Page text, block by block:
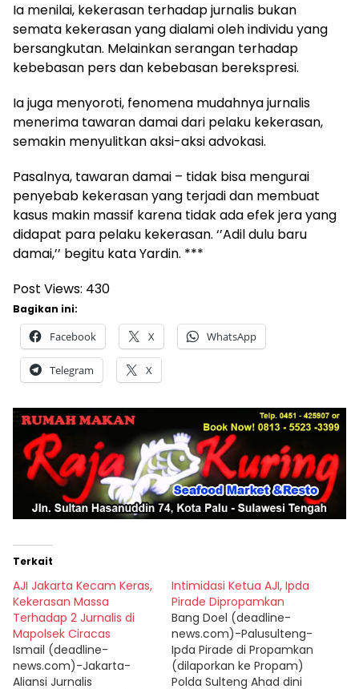
Ia menilai, kekerasan terhadap jurnalis bukan
semata kekerasan yang dialami oleh individu yang
bersangkutan. Melainkan serangan terhadap
kebebasan pers dan kebebasan berekspresi.
Ia juga menyoroti, fenomena mudahnya jurnalis
menerima tawaran damai dari pelaku kekerasan,
semakin menyulitkan aksi-aksi advokasi.
Pasalnya, tawaran damai – tidak bisa mengurai
penyebab kekerasan yang terjadi dan membuat
kasus makin massif karena tidak ada efek jera yang
didapat para pelaku kekerasan. ‘’Adil dulu baru
damai,’’ begitu kata Yardin. ***
Post Views: 430
Bagikan ini:
Facebook X WhatsApp
Telegram X
Terkait
AJI Jakarta Kecam Keras,
Kekerasan Massa
Terhadap 2 Jurnalis di
Mapolsek Ciracas
Ismail (deadline-
news.com)-Jakarta-
Aliansi Jurnalis
Intimidasi Ketua AJI, Ipda
Pirade Dipropamkan
Bang Doel (deadline-
news.com)-Palusulteng-
Ipda Pirade di Propamkan
(dilaporkan ke Propam)
Polda Sulteng Ahad dini